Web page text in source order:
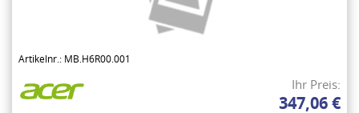
Artikelnr.: MB.H6R00.001
Ihr Preis:
347,06 €